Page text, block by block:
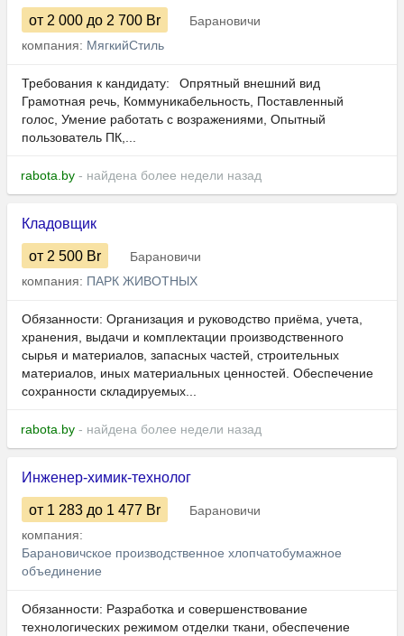
от 2 000 до 2 700 Br
Барановичи
компания: МягкийСтиль
Требования к кандидату: Опрятный внешний вид
Грамотная речь, Коммуникабельность, Поставленный
голос, Умение работать с возражениями, Опытный
пользователь ПК,...
rabota.by - найдена более недели назад
Кладовщик
от 2 500 Br
Барановичи
компания: ПАРК ЖИВОТНЫХ
Обязанности: Организация и руководство приёма, учета,
хранения, выдачи и комплектации производственного
сырья и материалов, запасных частей, строительных
материалов, иных материальных ценностей. Обеспечение
сохранности складируемых...
rabota.by - найдена более недели назад
Инженер-химик-технолог
от 1 283 до 1 477 Br
Барановичи
компания:
Барановичское производственное хлопчатобумажное
объединение
Обязанности: Разработка и совершенствование
технологических режимом отделки ткани, обеспечение